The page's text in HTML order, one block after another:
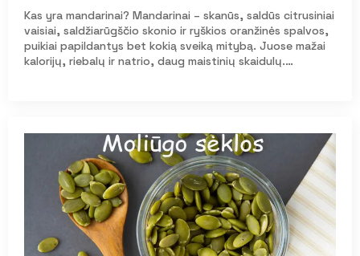
Kas yra mandarinai? Mandarinai – skanūs, saldūs citrusiniai
vaisiai, saldžiarūgščio skonio ir ryškios oranžinės spalvos,
puikiai papildantys bet kokią sveiką mitybą. Juose mažai
kalorijų, riebalų ir natrio, daug maistinių skaidulų.…